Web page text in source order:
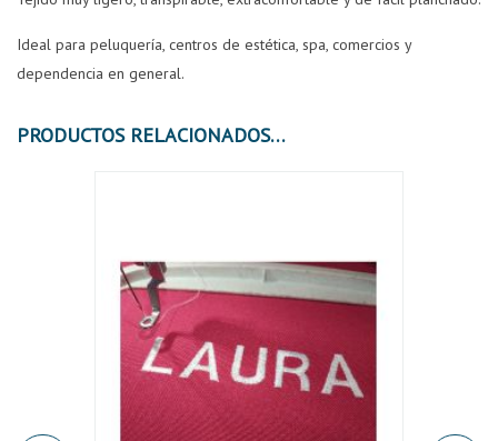
Ideal para peluquería, centros de estética, spa, comercios y
dependencia en general.
PRODUCTOS RELACIONADOS